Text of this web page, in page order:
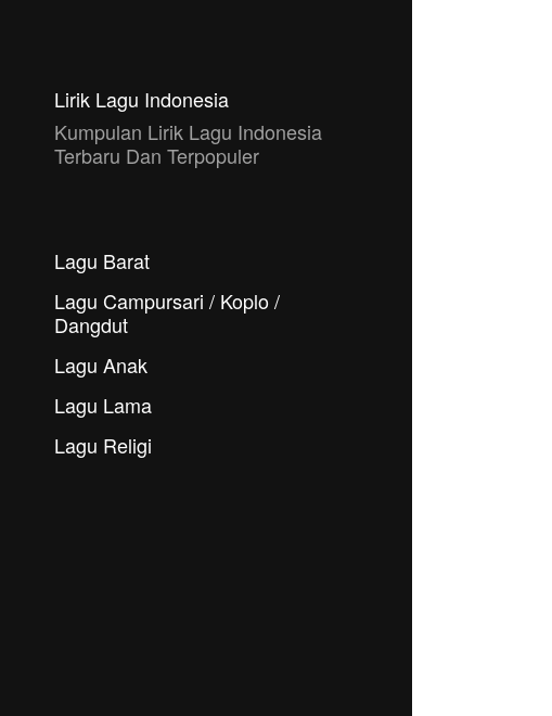
Lirik Lagu Indonesia
Kumpulan Lirik Lagu Indonesia
Terbaru Dan Terpopuler
Lagu Barat
Lagu Campursari / Koplo /
Dangdut
Lagu Anak
Lagu Lama
Lagu Religi